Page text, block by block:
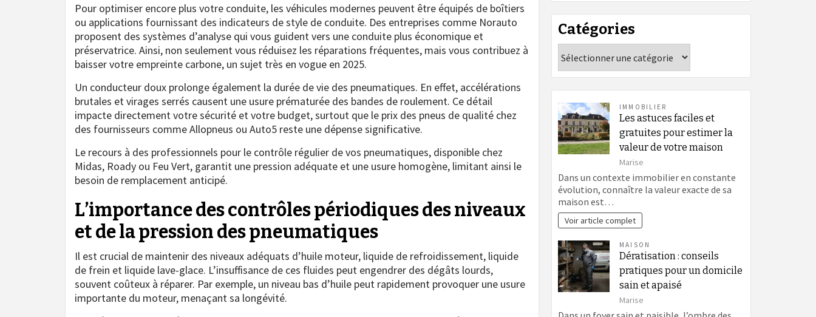
Pour optimiser encore plus votre conduite, les véhicules modernes peuvent être équipés de boîtiers
ou applications fournissant des indicateurs de style de conduite. Des entreprises comme Norauto
proposent des systèmes d’analyse qui vous guident vers une conduite plus économique et
préservatrice. Ainsi, non seulement vous réduisez les réparations fréquentes, mais vous contribuez à
baisser votre empreinte carbone, un sujet très en vogue en 2025.
Un conducteur doux prolonge également la durée de vie des pneumatiques. En effet, accélérations
brutales et virages serrés causent une usure prématurée des bandes de roulement. Ce détail
impacte directement votre sécurité et votre budget, surtout que le prix des pneus de qualité chez
des fournisseurs comme Allopneus ou Auto5 reste une dépense significative.
Le recours à des professionnels pour le contrôle régulier de vos pneumatiques, disponible chez
Midas, Roady ou Feu Vert, garantit une pression adéquate et une usure homogène, limitant ainsi le
besoin de remplacement anticipé.
L’importance des contrôles périodiques des niveaux
et de la pression des pneumatiques
Il est crucial de maintenir des niveaux adéquats d’huile moteur, liquide de refroidissement, liquide
de frein et liquide lave-glace. L’insuffisance de ces fluides peut engendrer des dégâts lourds,
souvent coûteux à réparer. Par exemple, un niveau bas d’huile peut rapidement provoquer une usure
importante du moteur, menaçant sa longévité.
Catégories
IMMOBILIER
Les astuces faciles et
gratuites pour estimer la
valeur de votre maison
Marise
Dans un contexte immobilier en constante
évolution, connaître la valeur exacte de sa
maison est…
Voir article complet
MAISON
Dératisation : conseils
pratiques pour un domicile
sain et apaisé
Marise